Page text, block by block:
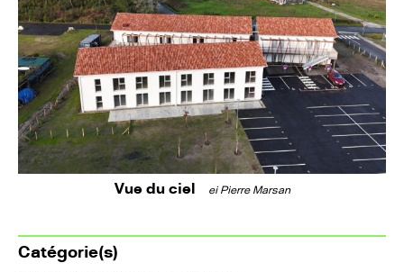
Vue du ciel ei Pierre Marsan
Catégorie(s)